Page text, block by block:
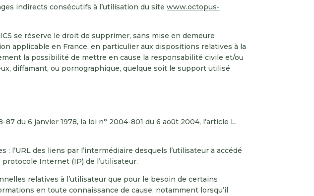
indirects consécutifs à l’utilisation du sitewww.octopus-
se réserve le droit de supprimer, sans mise en demeure
applicable en France, en particulier aux dispositions relatives à la
la possibilité de mettre en cause la responsabilité civile et/ou
diffamant, ou pornographique, quelque soit le support utilisé
du 6 janvier 1978, la loi n° 2004-801 du 6 août 2004, l’article L.
: l’URL des liens par l’intermédiaire desquels l’utilisateur a accédé
protocole Internet (IP) de l’utilisateur.
relatives à l’utilisateur que pour le besoin de certains
en toute connaissance de cause, notamment lorsqu’il